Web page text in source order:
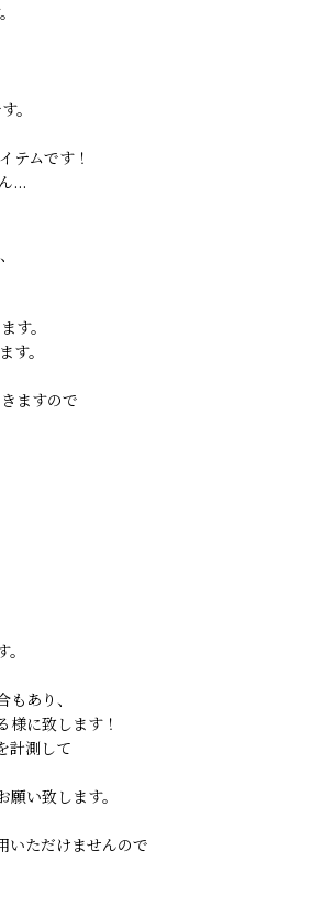
。
テムです！
...
す。
す。
ますので
あり、
様に致します！
計測して
い致します。
いただけませんので